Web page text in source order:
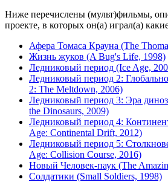
Ниже перечислены (мульт)фильмы,
проекте, в которых он(а) играл(а)
Афера Томаса Крауна (The
Жизнь жуков (A Bug's Life, 1998)
Ледниковый период (Ice Age,
Ледниковый период 2:
2: The Meltdown, 2006)
Ледниковый период 3: Эра
the Dinosaurs, 2009)
Ледниковый период 4:
Age: Continental Drift, 2012)
Ледниковый период 5:
Age: Collision Course, 2016)
Новый Человек-паук (The
Солдатики (Small Soldiers, 1998)